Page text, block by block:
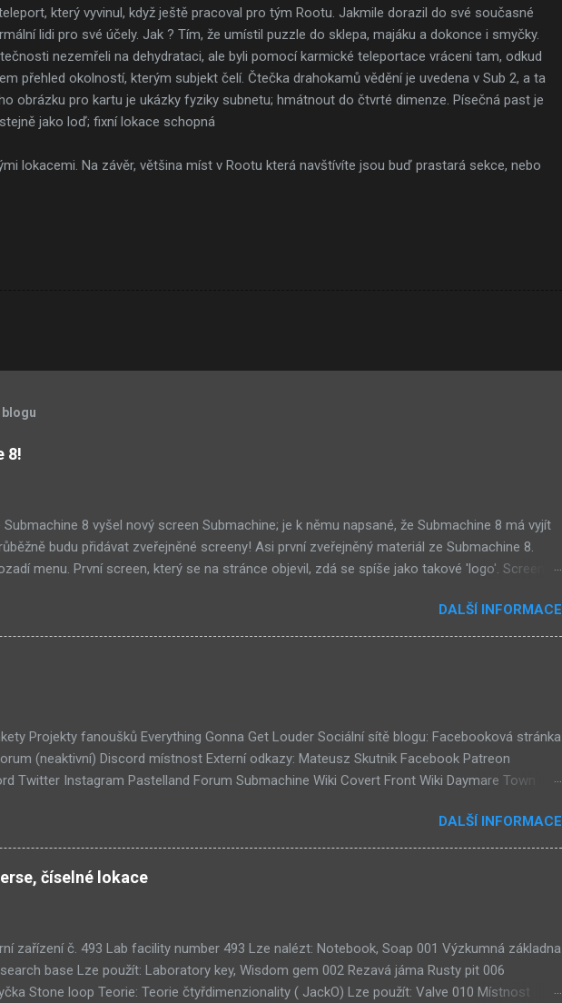
který vyvinul, když ještě pracoval pro tým Rootu. Jakmile dorazil do své současné
lidi pro své účely. Jak ? Tím, že umístil puzzle do sklepa, majáku a dokonce i smyčky.
nezemřeli na dehydrataci, ale byli pomocí karmické teleportace vráceni tam, odkud
přehled okolností, kterým subjekt čelí. Čtečka drahokamů vědění je uvedena v Sub 2, a ta
obrázku pro kartu je ukázky fyziky subnetu; hmátnout do čtvrté dimenze. Písečná past je
jako loď; fixní lokace schopná
lokacemi. Na závěr, většina míst v Rootu která navštívíte jsou buď prastará sekce, nebo
8!
8 vyšel nový screen Submachine; je k němu napsané, že Submachine 8 má vyjít
budu přidávat zveřejněné screeny! Asi první zveřejněný materiál ze Submachine 8.
menu. První screen, který se na stránce objevil, zdá se spíše jako takové 'logo'. Screen
padacího mostu v DaymareTown 1 ( stránka sub8 ) Screen, který se objevil jako ikona her na
vypadá to snad že vystoupíme z Liziny lodi, ovšem v páte vrstě (čili jiné dimenzi) a co
DALŠÍ INFORMACE
Projekty fanoušků Everything Gonna Get Louder Sociální sítě blogu: Facebooková stránka
(neaktivní) Discord místnost Externí odkazy: Mateusz Skutnik Facebook Patreon
Twitter Instagram Pastelland Forum Submachine Wiki Covert Front Wiki Daymare Town
Submachine 10: The Exit (93) Submachine 9: The Temple (89) Přicházejí "Čtenářské Ankety"!
Submachine: 32 Chambers (65) Covert Front 4: Spark of Life (Neaktuální) (54) Kulturní
článkem probíhá všeobecná diskuze
DALŠÍ INFORMACE
číselné lokace
zařízení č. 493 Lab facility number 493 Lze nalézt: Notebook, Soap 001 Výzkumná základna
base Lze použít: Laboratory key, Wisdom gem 002 Rezavá jáma Rusty pit 006
Stone loop Teorie: Teorie čtyřdimenzionality ( JackO) Lze použít: Valve 010 Místnost